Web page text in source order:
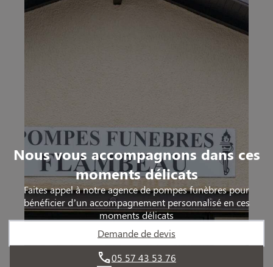
Nous vous accompagnons dans ces
moments délicats
Faites appel à notre agence de pompes funèbres pour
bénéficier d’un accompagnement personnalisé en ces
moments délicats
Demande de devis
05 57 43 53 76